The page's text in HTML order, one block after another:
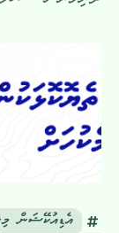
އެޑިއުކޭޝަން